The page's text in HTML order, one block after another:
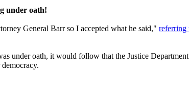
under oath!
General Barr so I accepted what he said," referring
under oath, it would follow that the Justice